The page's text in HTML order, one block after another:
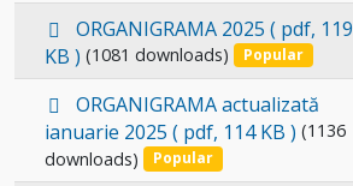
Select
item
p
d
ORGANIGRAMA 2025 ( pdf, 119
KB ) (1081 downloads) Popular
Select
an
p
d
f
ORGANIGRAMA actualizată
ianuarie 2025 ( pdf, 114 KB ) (1136
downloads)
Popular